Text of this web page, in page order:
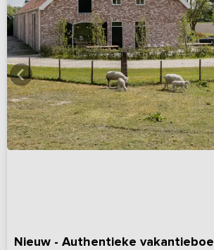
Nieuw - Authentieke